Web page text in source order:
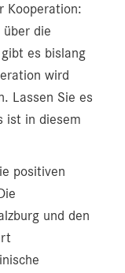
Kooperation:
über die
es bislang
wird
Lassen Sie es
ist in diesem
positiven
und den